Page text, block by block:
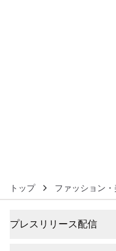
トップ ファッション
プレスリリース配信